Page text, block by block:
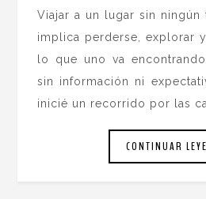
Viajar a un lugar sin ningún
implica perderse, explorar
lo que uno va
sin información ni
inicié un recorrido por las
CONTINUAR